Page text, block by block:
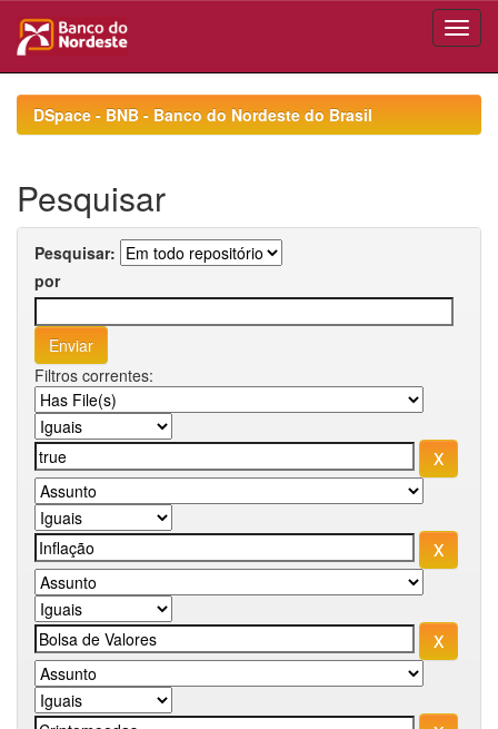
navigationDSpace - BNB - Banco do Nordeste do Brasil
Pesquisar
Pesquisar:
por
Filtros correntes: